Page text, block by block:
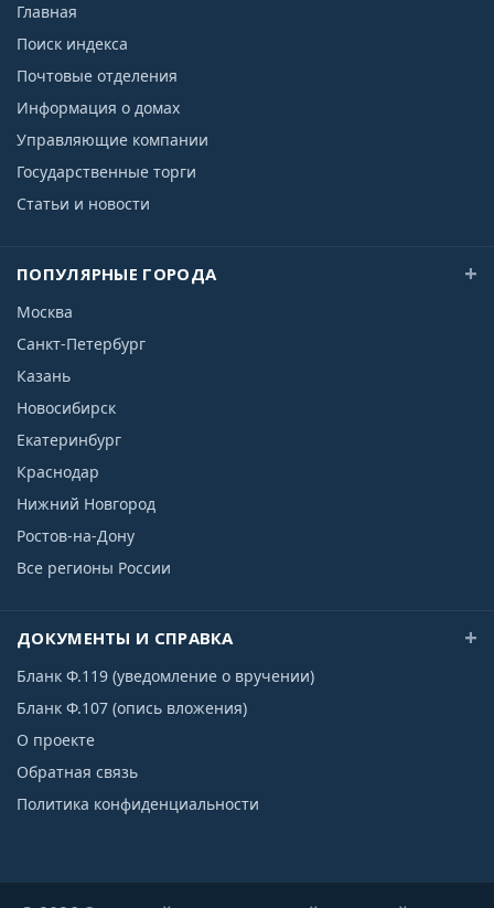
Главная
Поиск индекса
Почтовые отделения
Информация о домах
Управляющие компании
Государственные торги
Статьи и новости
ПОПУЛЯРНЫЕ ГОРОДА
Москва
Санкт-Петербург
Казань
Новосибирск
Екатеринбург
Краснодар
Нижний Новгород
Ростов-на-Дону
Все регионы России
ДОКУМЕНТЫ И СПРАВКА
Бланк Ф.119 (уведомление о вручении)
Бланк Ф.107 (опись вложения)
О проекте
Обратная связь
Политика конфиденциальности